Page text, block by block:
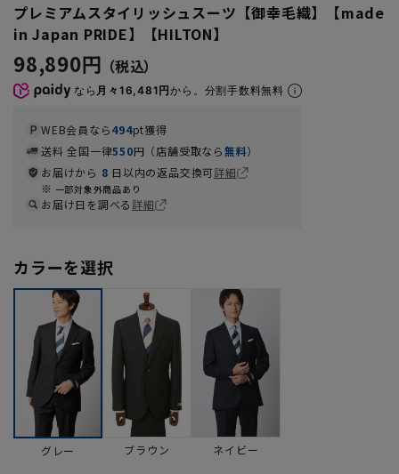
プレミアムスタイリッシュスーツ【御幸毛織】【made
in Japan PRIDE】【HILTON】
98,890円
なら 月々16,481円から。分割手数料無料
WEB会員なら494pt獲得
送料 全国一律550円（店舗受取なら無料）
お届けから 8 日以内の返品交換可詳細
一部対象外商品あり
お届け日を調べる詳細
カラーを選択
グレー ブラウン ネイビー